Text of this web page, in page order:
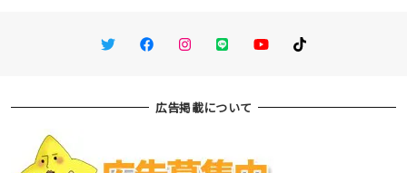
TwitterFacebookInstagram
LINE You TubeTikTok
広告掲載について